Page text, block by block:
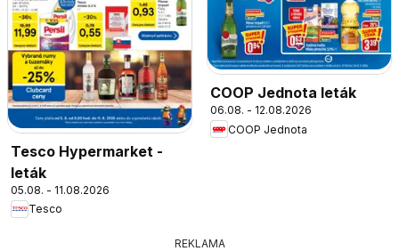
Tesco Hypermarket -
leták
05.08. - 11.08.2026
Tesco
COOP Jednota leták
06.08. - 12.08.2026
COOP Jednota
REKLAMA